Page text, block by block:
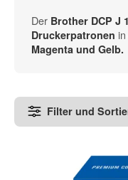
Der Brother DCP J
Druckerpatronen
Magenta und Gelb.
Filter und